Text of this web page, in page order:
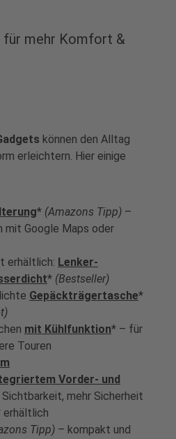
für mehr Komfort &
können den Alltag
erleichtern. Hier einige
* (Amazons Tipp) –
mit Google Maps oder
erhältlich: Lenker-
* (Bestseller)
Gepäckträgertasche*
mit Kühlfunktion* – für
Touren
Vorder- und
mehr Sicherheit
erhältlich
Tipp) – kompakt und